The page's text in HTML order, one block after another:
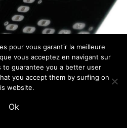
temps ! La découpe des pattes est
du dôme de soudure.
soudure en dôme comme sur cet
pour vous garantir la meilleure
vous acceptez en navigant sur
to guarantee you a better user
you accept them by surfing on
website.
Ok